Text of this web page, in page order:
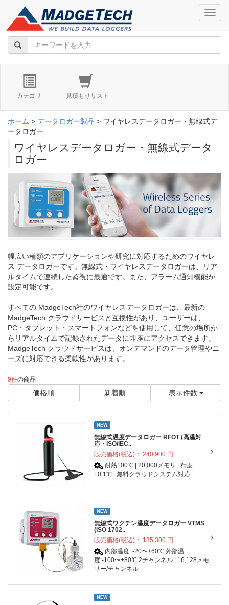
カテゴリ 見積もりリスト
ホーム > データロガー製品 > ワイヤレスデータロガー・無線式デ
ータロガー
ワイヤレスデータロガー・無線式データ
ロガー
幅広い種類のアプリケーションや研究に対応するためのワイヤレ
ス データロガーです。無線式・ワイヤレスデータロガーは、リア
ルタイムで連続した監視に最適です。また、アラーム通知機能が
設定可能です。
すべての MadgeTech社のワイヤレスデータロガーは、最新の
MadgeTech クラウドサービスと互換性があり、ユーザーは、
PC・タブレット・スマートフォンなどを使用して、任意の場所か
らリアルタイムで記録されたデータに即座にアクセスできます。
MadgeTech クラウドサービスは、オンデマンドのデータ管理やニ
ーズに対応できる柔軟性があります。
9件の商品
価格順 新着順 表示件数
NEW
無線式温度データロガー RFOT (高温対
応・ISO/IEC..
販売価格(税込)： 240,900円
耐熱100℃ | 20,000メモリ | 精度
±0.1℃ | 無料クラウドシステム対応
NEW
無線式ワクチン温度データロガー VTMS
(ISO 1702..
販売価格(税込)：
135,300円
内部温度: -20〜+60℃|外部温
度:-100〜+80℃|2チャンネル | 16,128メモ
リー/チャンネル
NEW